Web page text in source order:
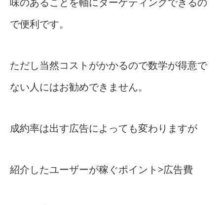
で便利です。
ただし当然コストがかかるので数学が得意で
ない人にはお勧めできません。
成約率は出す広告によっても変わりますが
紹介したユーザーが稼ぐポイント>広告費